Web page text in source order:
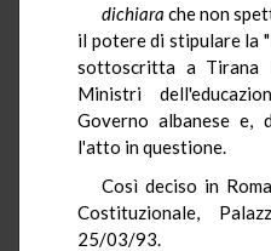
dichiara che non
il potere di stipulare la
sottoscritta a
Ministri
Governo albanese e,
l'atto in questione.
Così deciso in
Costituzionale,
25/03/93.